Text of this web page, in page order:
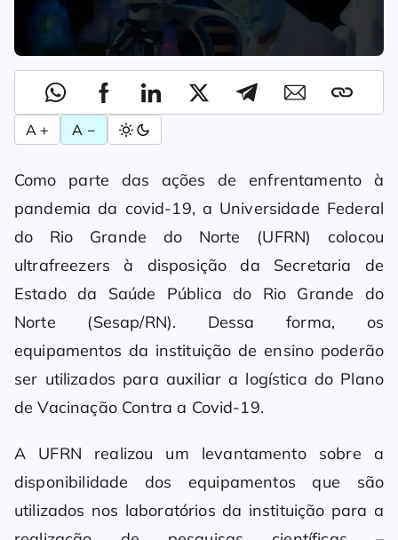
A + A −
Como parte das ações de enfrentamento à
pandemia da covid-19, a Universidade Federal
do Rio Grande do Norte (UFRN) colocou
ultrafreezers à disposição da Secretaria de
Estado da Saúde Pública do Rio Grande do
Norte (Sesap/RN). Dessa forma, os
equipamentos da instituição de ensino poderão
ser utilizados para auxiliar a logística do Plano
de Vacinação Contra a Covid-19.
A UFRN realizou um levantamento sobre a
disponibilidade dos equipamentos que são
utilizados nos laboratórios da instituição para a